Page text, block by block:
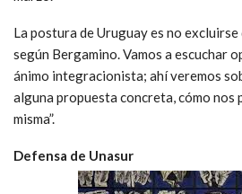
La postura de Uruguay es no
según Bergamino. Vamos a escuchar
ánimo integracionista; ahí veremos
alguna propuesta concreta, cómo nos
misma”.
Defensa de Unasur